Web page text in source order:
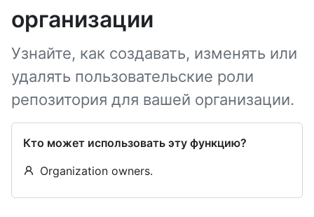
организации
Узнайте, как создавать, изменять или
удалять пользовательские роли
репозитория для вашей организации.
Кто может использовать эту функцию?
Organization owners.